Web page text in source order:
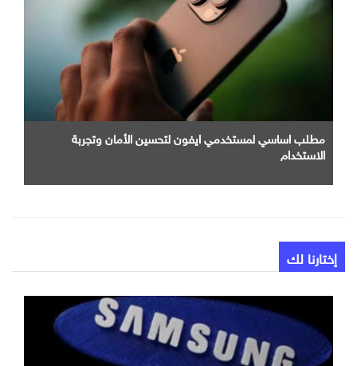
مطلب اساسي لمستخدمي ايفون لتحسين الأمان وتجربة
الاستخدام
إختارنا لك